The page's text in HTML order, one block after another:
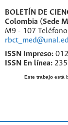
BOLETÍN DE
Colombia (Sede
M9 - 107
ISSN Impreso:
ISSN En línea:
Este trabajo está